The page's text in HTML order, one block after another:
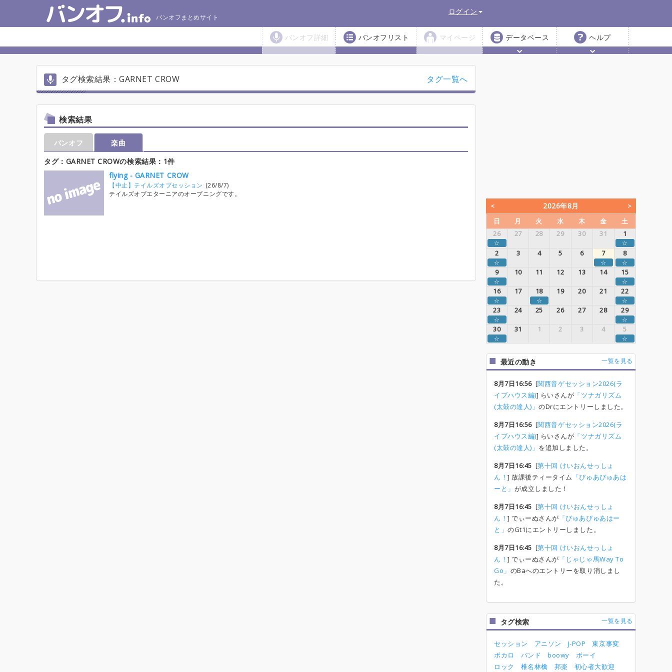
バンオフまとめサイト
ログイン
バンオフ詳細 バンオフリスト マイページ データベース ヘルプ
タグ検索結果：GARNET CROW タグ一覧へ
検索結果
バンオフ
楽曲
タグ：GARNET CROWの検索結果：1件
flying - GARNET CROW
【中止】テイルズオブセッション (26/8/7)
テイルズオブエターニアのオープニングです。
2026年8月
日 月 火 水 木 金
土
26
27 28 29 30 31 1
☆ ☆
2 3 4 5 6 7 8
☆ ☆ ☆
9 10 11 12 13 14 15
☆ ☆
16 17 18 19 20 21 22
☆ ☆ ☆
23 24 25 26 27 28 29
☆ ☆
30 31 1 2 3 4 5
☆ ☆
最近の動き 一覧を見る
8月7日16:56[関西音ゲセッション2026(ラ
イブハウス編)] らいさんが 「ツナガリズム
(太鼓の達人)」のDrにエントリーしました。
8月7日16:56[関西音ゲセッション2026(ラ
イブハウス編)] らいさんが 「ツナガリズム
(太鼓の達人)」 を追加しました。
8月7日16:45 [第十回 けいおんせっしょ
ん！] 放課後ティータイム 「ぴゅあぴゅあは
ーと」 が成立しました！
8月7日16:45 [第十回 けいおんせっしょ
ん！] でぃーぬさんが 「ぴゅあぴゅあはー
と」のGt1にエントリーしました。
8月7日16:45 [第十回 けいおんせっしょ
ん！] でぃーぬさんが 「じゃじゃ馬Way To
Go」 のBaへのエントリーを取り消しまし
た。
タグ検索 一覧を見る
セッション アニソン J-POP
東京事変
ボカロ
バンド boowy
ボーイ
ロック
椎名林檎 邦楽 初心者大歓迎